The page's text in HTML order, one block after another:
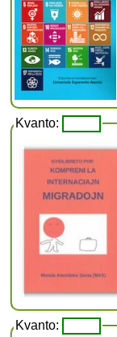
Kvanto:
Kvanto: